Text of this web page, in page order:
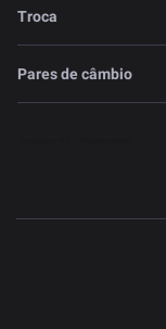
Troca
Pares de câmbio